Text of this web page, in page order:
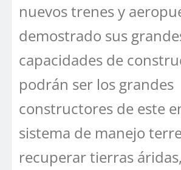
nuevos trenes y
demostrado sus
capacidades de
podrán ser los grandes
constructores de este
sistema de manejo
recuperar tierras